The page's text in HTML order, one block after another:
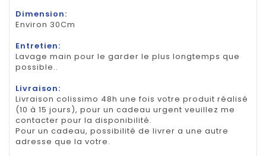
Dimension:
Environ 30Cm
Entretien:
Lavage main pour le garder le plus longtemps que
possible..
Livraison:
Livraison colissimo 48h une fois votre produit réalisé
(10 à 15 jours), pour un cadeau urgent veuillez me
contacter pour la disponibilité.
Pour un cadeau, possibilité de livrer a une autre
adresse que la votre.